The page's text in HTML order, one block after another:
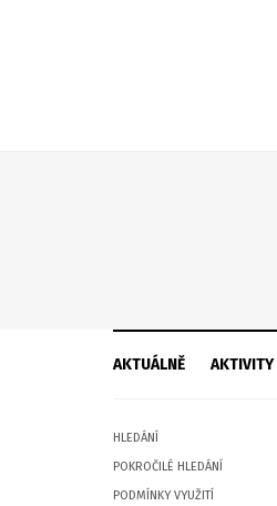
AKTUÁLNĚ AKTIVITY
HLEDÁNÍ
POKROČILÉ HLEDÁNÍ
PODMÍNKY VYUŽITÍ